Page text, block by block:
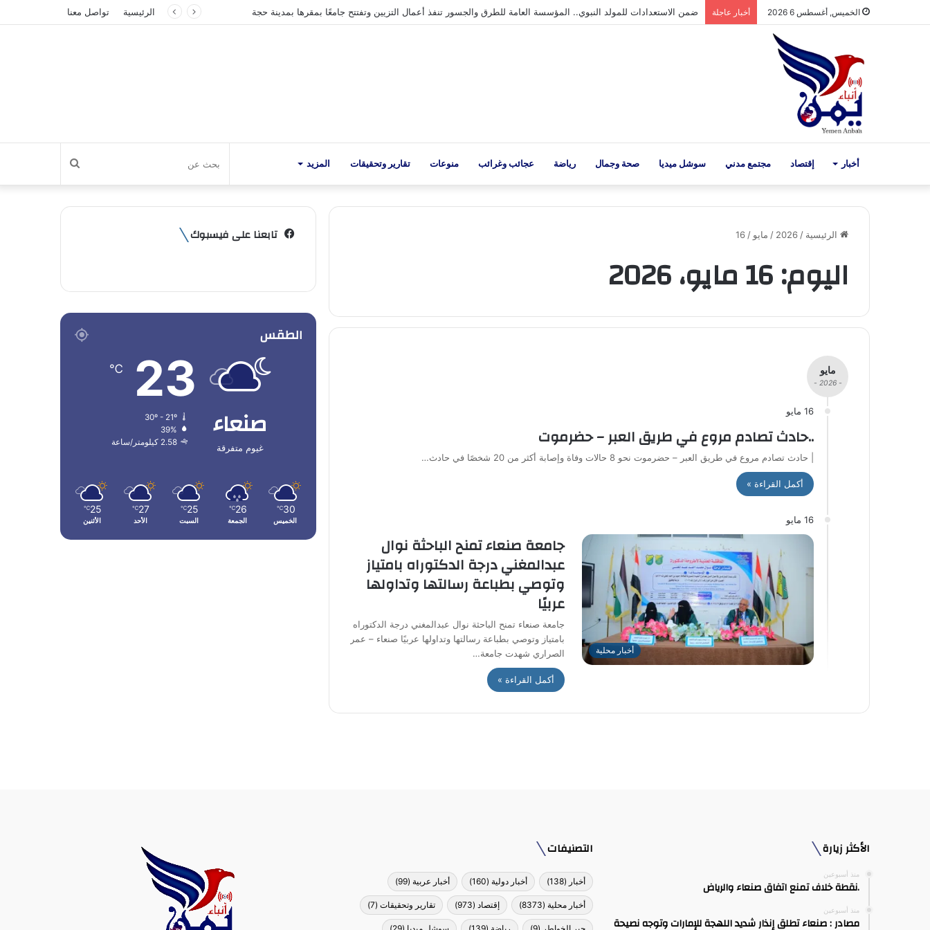
الخميس, أغسطس 6 2026 أخبار عاجلة ضمن الاستعدادات للمولد النبوي.. المؤسسة العامة للطرق والجسور تنفذ أعمال التزيين وتفتتح جامعًا بمقرها بمدينة حجة الرئيسية تواصل معنا
أخبار إقتصاد مجتمع مدني سوشل ميديا صحة وجمال رياضة عجائب وغرائب منوعات تقارير وتحقيقات المزيد
عن
الرئيسية /
2026
/ مايو /
16
اليوم:16 مايو، 2026
مايو
- 2026 -
16 مايو
..حادث تصادم مروع في طريق العبر – حضرموت
| حادث تصادم مروع في طريق العبر – حضرموت نحو 8 حالات وفاة وإصابة أكثر من 20 شخصًا في حادث…
أكمل القراءة »
16 مايو
أخبار محلية
جامعة صنعاء تمنح الباحثة نوال
عبدالمغني درجة الدكتوراه بامتياز
وتوصي بطباعة رسالتها وتداولها
عربيًا
جامعة صنعاء تمنح الباحثة نوال عبدالمغني درجة الدكتوراه
بامتياز وتوصي بطباعة رسالتها وتداولها عربيًا صنعاء – عمر
الصراري شهدت جامعة…
أكمل القراءة »
تابعنا على فيسبوك
الطقس
صنعاء
غيوم متفرقة
23
℃
30º - 21º
39%
2.58 كيلومتر/ساعة
30
℃
الخميس
26
℃
الجمعة
25
℃
السبت
27
℃
الأحد
25
℃
الأثنين
الأكثر زيارة
منذ أسبوعين
.نقطة خلاف تمنع اتفاق صنعاء والرياض
منذ أسبوعين
مصادر : صنعاء تطلق إنذار شديد اللهجة للإمارات وتوجه نصيحة
التصنيفات
أخبار (138) أخبار دولية(160) أخبار عربية(99)
أخبار محلية(8373) إقتصاد (973) تقارير وتحقيقات(7)